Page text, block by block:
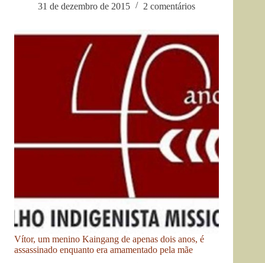
31 de dezembro de 2015
2 comentários
Vítor, um menino Kaingang de apenas dois anos, é
assassinado enquanto era amamentado pela mãe